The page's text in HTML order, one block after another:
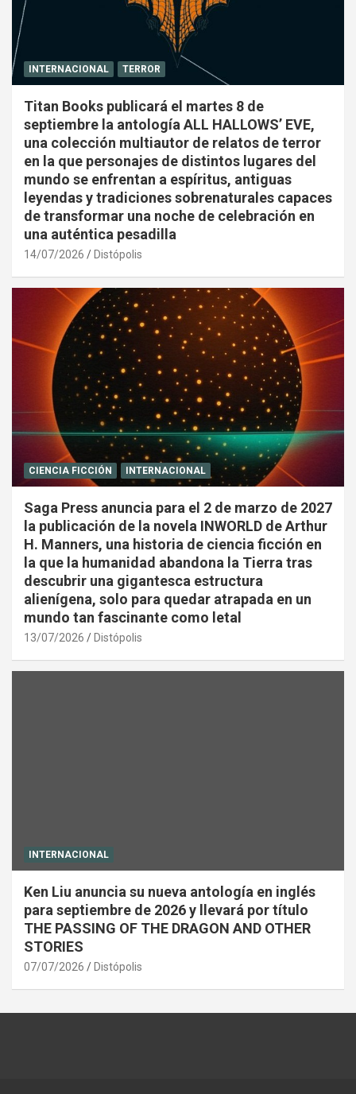
INTERNACIONAL TERROR
Titan Books publicará el martes 8 de
septiembre la antología ALL HALLOWS’ EVE,
una colección multiautor de relatos de terror
en la que personajes de distintos lugares del
mundo se enfrentan a espíritus, antiguas
leyendas y tradiciones sobrenaturales capaces
de transformar una noche de celebración en
una auténtica pesadilla
14/07/2026 Distópolis
CIENCIA FICCIÓN INTERNACIONAL
Saga Press anuncia para el 2 de marzo de 2027
la publicación de la novela INWORLD de Arthur
H. Manners, una historia de ciencia ficción en
la que la humanidad abandona la Tierra tras
descubrir una gigantesca estructura
alienígena, solo para quedar atrapada en un
mundo tan fascinante como letal
13/07/2026 Distópolis
INTERNACIONAL
Ken Liu anuncia su nueva antología en inglés
para septiembre de 2026 y llevará por título
THE PASSING OF THE DRAGON AND OTHER
STORIES
07/07/2026 Distópolis